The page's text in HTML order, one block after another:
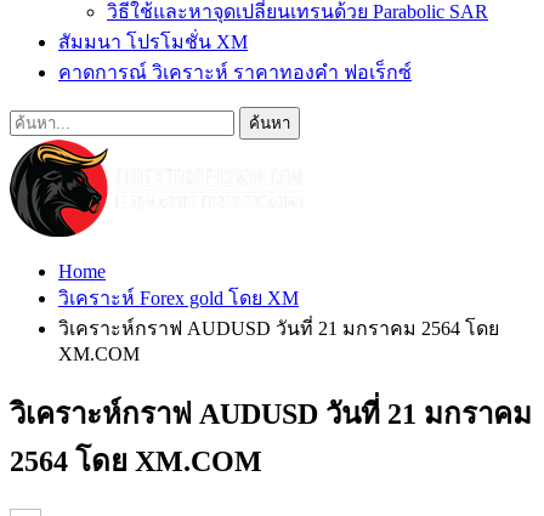
วิธีใช้และหาจุดเปลี่ยนเทรนด้วย Parabolic SAR
สัมมนา โปรโมชั่น XM
คาดการณ์ วิเคราะห์ ราคาทองคำ ฟอเร็กซ์
Home
วิเคราะห์ Forex gold โดย XM
วิเคราะห์กราฟ AUDUSD วันที่ 21 มกราคม 2564 โดย
XM.COM
วิเคราะห์กราฟ AUDUSD วันที่ 21 มกราคม
2564 โดย XM.COM